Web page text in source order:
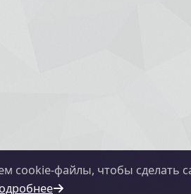
cookie-файлы, чтобы сделать